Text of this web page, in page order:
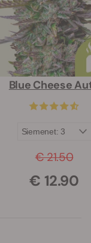
Blue Cheese
€ 21.50
€ 12.90